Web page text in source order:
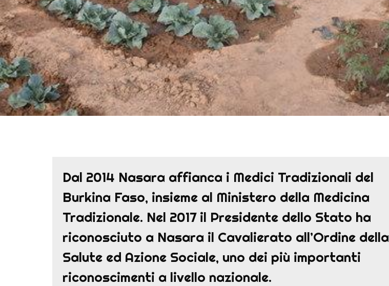
Dal 2014 Nasara affianca i Medici Tradizionali del
Burkina Faso, insieme al Ministero della Medicina
Tradizionale. Nel 2017 il Presidente dello Stato ha
riconosciuto a Nasara il Cavalierato all’Ordine della
Salute ed Azione Sociale, uno dei più importanti
riconoscimenti a livello nazionale.